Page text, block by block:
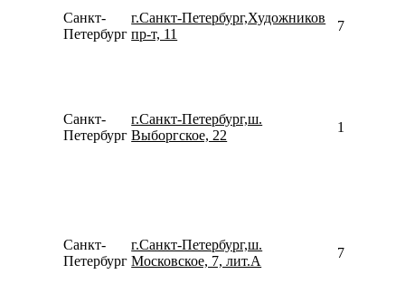
Санкт-
Петербург
г.Санкт-Петербург,Художников
пр-т, 11
Санкт-
Петербург
г.Санкт-Петербург,ш.
Выборгское, 22
Санкт-
Петербург
г.Санкт-Петербург,ш.
Московское, 7, лит.А